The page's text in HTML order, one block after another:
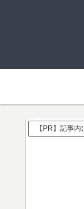
【PR】記事